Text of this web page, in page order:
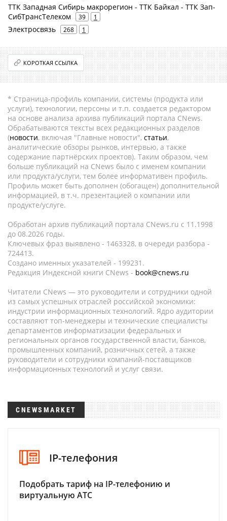
ТТК Западная Сибирь макрорегион - ТТК Байкал - ТТК Зап-
СибТрансТелеком
39 1
Электросвязь 268 1
КОРОТКАЯ ССЫЛКА
* Страница-профиль компании, системы (продукта или
услуги), технологии, персоны и т.п. создается редактором
на основе анализа архива публикаций портала CNews.
Обрабатываются тексты всех редакционных разделов
(новости, включая "Главные новости", статьи,
аналитические обзоры рынков, интервью, а также
содержание партнёрских проектов). Таким образом, чем
больше публикаций на CNews было с именем компании
или продукта/услуги, тем более информативен профиль.
Профиль может быть дополнен (обогащен) дополнительной
информацией, в т.ч. презентацией о компании или
продукте/услуге.
Обработан архив публикаций портала CNews.ru c 11.1998
до 08.2026 годы.
Ключевых фраз выявлено - 1463328, в очереди разбора -
724413.
Создано именных указателей - 199231.
Редакция Индексной книги CNews - book@cnews.ru
Читатели CNews — это руководители и сотрудники одной
из самых успешных отраслей российской экономики:
индустрии информационных технологий. Ядро аудитории
составляют топ-менеджеры и технические специалисты
департаментов информатизации федеральных и
региональных органов государственной власти, банков,
промышленных компаний, розничных сетей, а также
руководители и сотрудники компаний-поставщиков
информационных технологий и услуг связи.
CNEWSMARKET
IP-телефония
Подобрать тариф на IP-телефонию и
виртуальную АТС